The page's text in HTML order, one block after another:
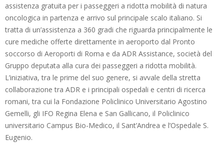
assistenza gratuita per i passeggeri a ridotta mobilità di natura
oncologica in partenza e arrivo sul principale scalo italiano. Si
tratta di un’assistenza a 360 gradi che riguarda principalmente le
cure mediche offerte direttamente in aeroporto dal Pronto
soccorso di Aeroporti di Roma e da ADR Assistance, società del
Gruppo deputata alla cura dei passeggeri a ridotta mobilità.
L’iniziativa, tra le prime del suo genere, si avvale della stretta
collaborazione tra ADR e i principali ospedali e centri di ricerca
romani, tra cui la Fondazione Policlinico Universitario Agostino
Gemelli, gli IFO Regina Elena e San Gallicano, il Policlinico
universitario Campus Bio-Medico, il Sant’Andrea e l’Ospedale S.
Eugenio.